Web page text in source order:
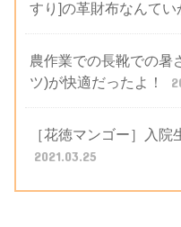
すり]の革財布なんてい
農作業での長靴での暑
ツ)が快適だったよ！
［花徳マンゴー］入
2021.03.25